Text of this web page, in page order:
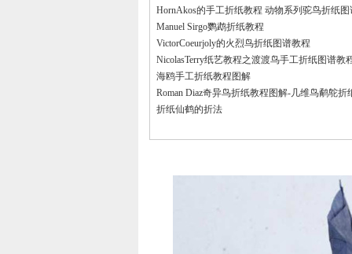
HornAkos的手工折纸教程 动物系列驼鸟折纸图
Manuel Sirgo鹦鹉折纸教程
VictorCoeurjoly的火烈鸟折纸图谱教程
NicolasTerry纸艺教程之渡渡鸟手工折纸图谱教
海鸥手工折纸教程图解
Roman Diaz奇异鸟折纸教程图解-几维鸟鹬鸵折
折纸仙鹤的折法